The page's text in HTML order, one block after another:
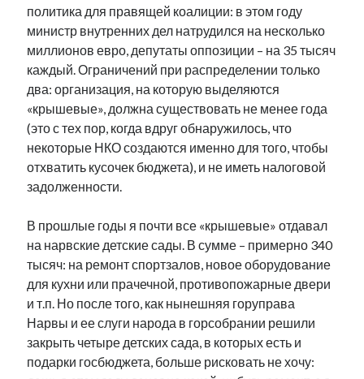
политика для правящей коалиции: в этом году
министр внутренних дел натрудился на несколько
миллионов евро, депутаты оппозиции – на 35 тысяч
каждый. Ограничений при распределении только
два: организация, на которую выделяются
«крышевые», должна существовать не менее года
(это с тех пор, когда вдруг обнаружилось, что
некоторые НКО создаются именно для того, чтобы
отхватить кусочек бюджета), и не иметь налоговой
задолженности.
В прошлые годы я почти все «крышевые» отдавал
на нарвские детские сады. В сумме – примерно 340
тысяч: на ремонт спортзалов, новое оборудование
для кухни или прачечной, противопожарные двери
и т.п. Но после того, как нынешняя горуправа
Нарвы и ее слуги народа в горсобрании решили
закрыть четыре детских сада, в которых есть и
подарки госбюджета, больше рисковать не хочу: